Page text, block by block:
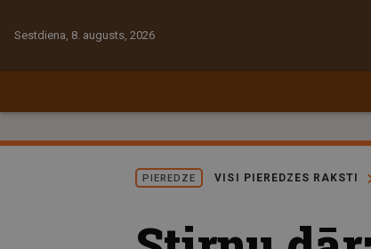
Sestdiena, 8. augusts, 2026
PIEREDZE VISI PIEREDZES RAKSTI